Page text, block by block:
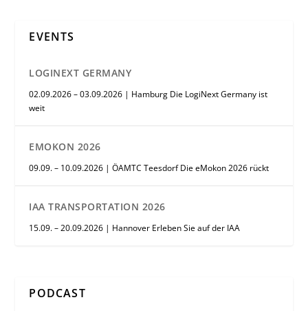
EVENTS
LOGINEXT GERMANY
02.09.2026 – 03.09.2026 | Hamburg Die LogiNext Germany ist
weit
EMOKON 2026
09.09. – 10.09.2026 | ÖAMTC Teesdorf Die eMokon 2026 rückt
IAA TRANSPORTATION 2026
15.09. – 20.09.2026 | Hannover Erleben Sie auf der IAA
PODCAST